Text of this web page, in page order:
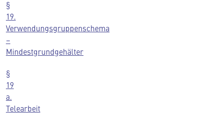
§
19.
Verwendungsgruppenschema
–
Mindestgrundgehälter
§
19
a.
Telearbeit